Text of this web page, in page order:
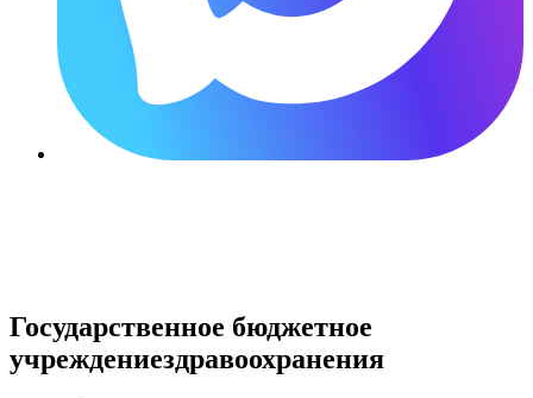
Государственное бюджетное
учреждениездравоохранения